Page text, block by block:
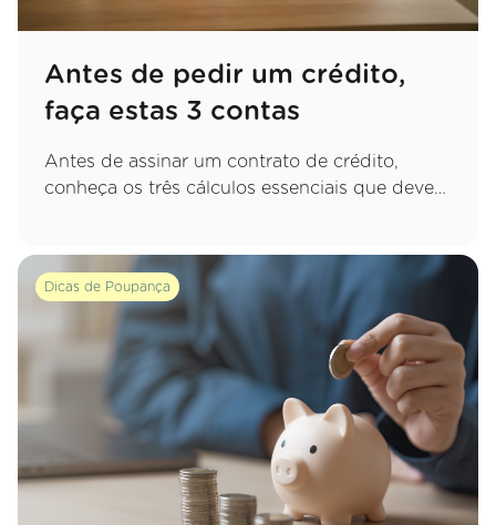
Antes de pedir um crédito,
faça estas 3 contas
Antes de assinar um contrato de crédito,
conheça os três cálculos essenciais que deve
Dicas de Poupança